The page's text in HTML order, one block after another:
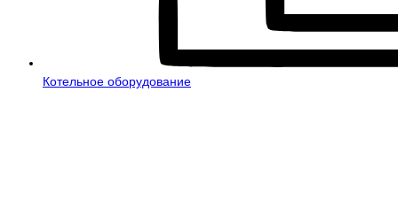
Котельное оборудование